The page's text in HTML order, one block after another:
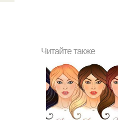
Читайте также